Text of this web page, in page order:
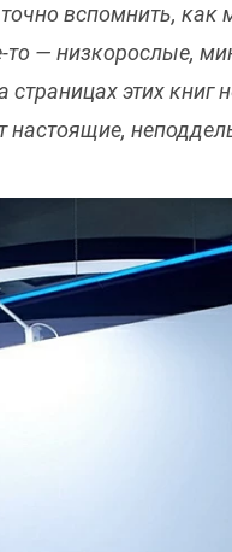
вспомнить,
— низкорослые,
этих книг
настоящие,